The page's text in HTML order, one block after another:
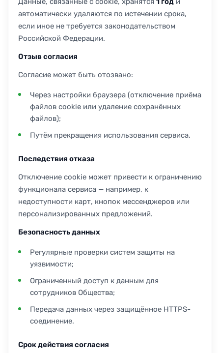
автоматически удаляются по истечении срока,
если иное не требуется законодательством
Российской Федерации.
Отзыв согласия
Согласие может быть отозвано:
Через настройки браузера (отключение приёма
файлов cookie или удаление сохранённых
файлов);
Путём прекращения использования сервиса.
Последствия отказа
Отключение cookie может привести к ограничению
функционала сервиса — например, к
недоступности карт, кнопок мессенджеров или
персонализированных предложений.
Безопасность данных
Регулярные проверки систем защиты на
уязвимости;
Ограниченный доступ к данным для
сотрудников Общества;
Передача данных через защищённое HTTPS-
соединение.
Срок действия согласия